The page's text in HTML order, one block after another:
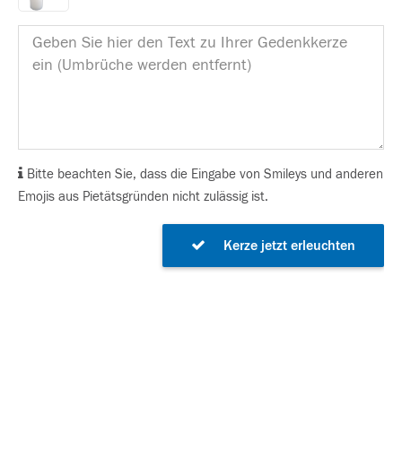
Bitte beachten Sie, dass die Eingabe von Smileys und anderen
Emojis aus Pietätsgründen nicht zulässig ist.
Kerze jetzt erleuchten